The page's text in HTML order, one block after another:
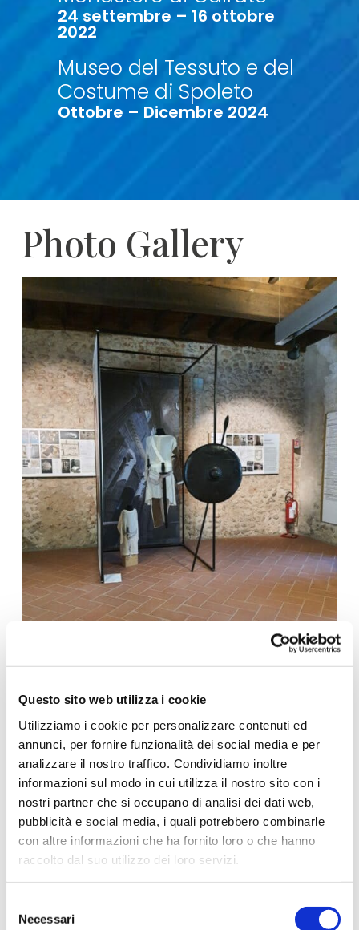
Questo sito web utilizza i cookie
Utilizziamo i cookie per personalizzare contenuti ed
annunci, per fornire funzionalità dei social media e per
analizzare il nostro traffico. Condividiamo inoltre
informazioni sul modo in cui utilizza il nostro sito con i
nostri partner che si occupano di analisi dei dati web,
pubblicità e social media, i quali potrebbero combinarle
con altre informazioni che ha fornito loro o che hanno
raccolto dal suo utilizzo dei loro servizi.
l'informativa sulla
Cookie Policy
delNecessari
24 settembre – 16 ottobre
2022
Museo del Tessuto e del
Costume di Spoleto
Ottobre – Dicembre 2024
Photo Gallery